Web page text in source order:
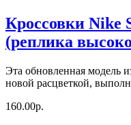
Кроссовки Nike
(реплика
Эта обновленная модель
новой расцветкой,
160.00р.